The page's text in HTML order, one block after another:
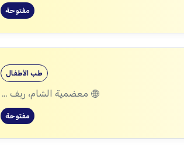
مفتوحة
طب الأطفال
معضمية الشام، ريف دمشق
مفتوحة